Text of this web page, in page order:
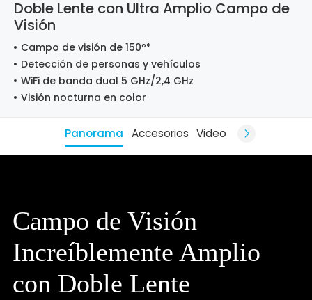
Doble Lente con Ultra Amplio Campo de
Visión
Campo de visión de 150º*
Detección de personas y vehículos
WiFi de banda dual 5 GHz/2,4 GHz
Visión nocturna en color
Panorama Accesorios Video
Campo de Visión
Increíblemente Amplio
con Doble Lente